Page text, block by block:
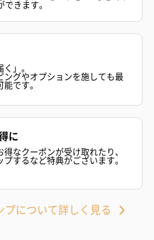
を同梱してお届けいたしま
うまみ チーズ
しょっつるナ
きます。
」。
ングやオプションを施しても最
です。
に
なクーポンが受け取れたり、
するなど特典がございます。
プについて詳しく見る